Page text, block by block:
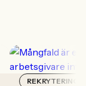
REKRYTERING